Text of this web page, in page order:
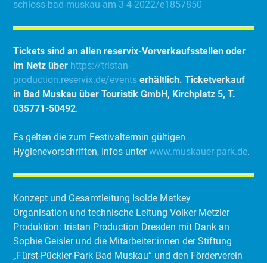
schloss-bad-muskau-am-3-4-2022/e1857850
Tickets sind an allen reservix-Vorverkaufsstellen oder
im Netz über https://tristan-
production.reservix.de/events erhältlich. Ticketverkauf
in Bad Muskau über Touristik GmbH, Kirchplatz 5, T.
035771-50492.
Es gelten die zum Festivaltermin gültigen
Hygienevorschriften, Infos unterwww.muskauer-park.de.
Konzept und Gesamtleitung Isolde Matkey
Organisation und technische Leitung Volker Metzler
Produktion: tristan Production Dresden mit Dank an
Sophie Geisler und die Mitarbeiter:innen der Stiftung
„Fürst-Pückler-Park Bad Muskau“ und den Förderverein